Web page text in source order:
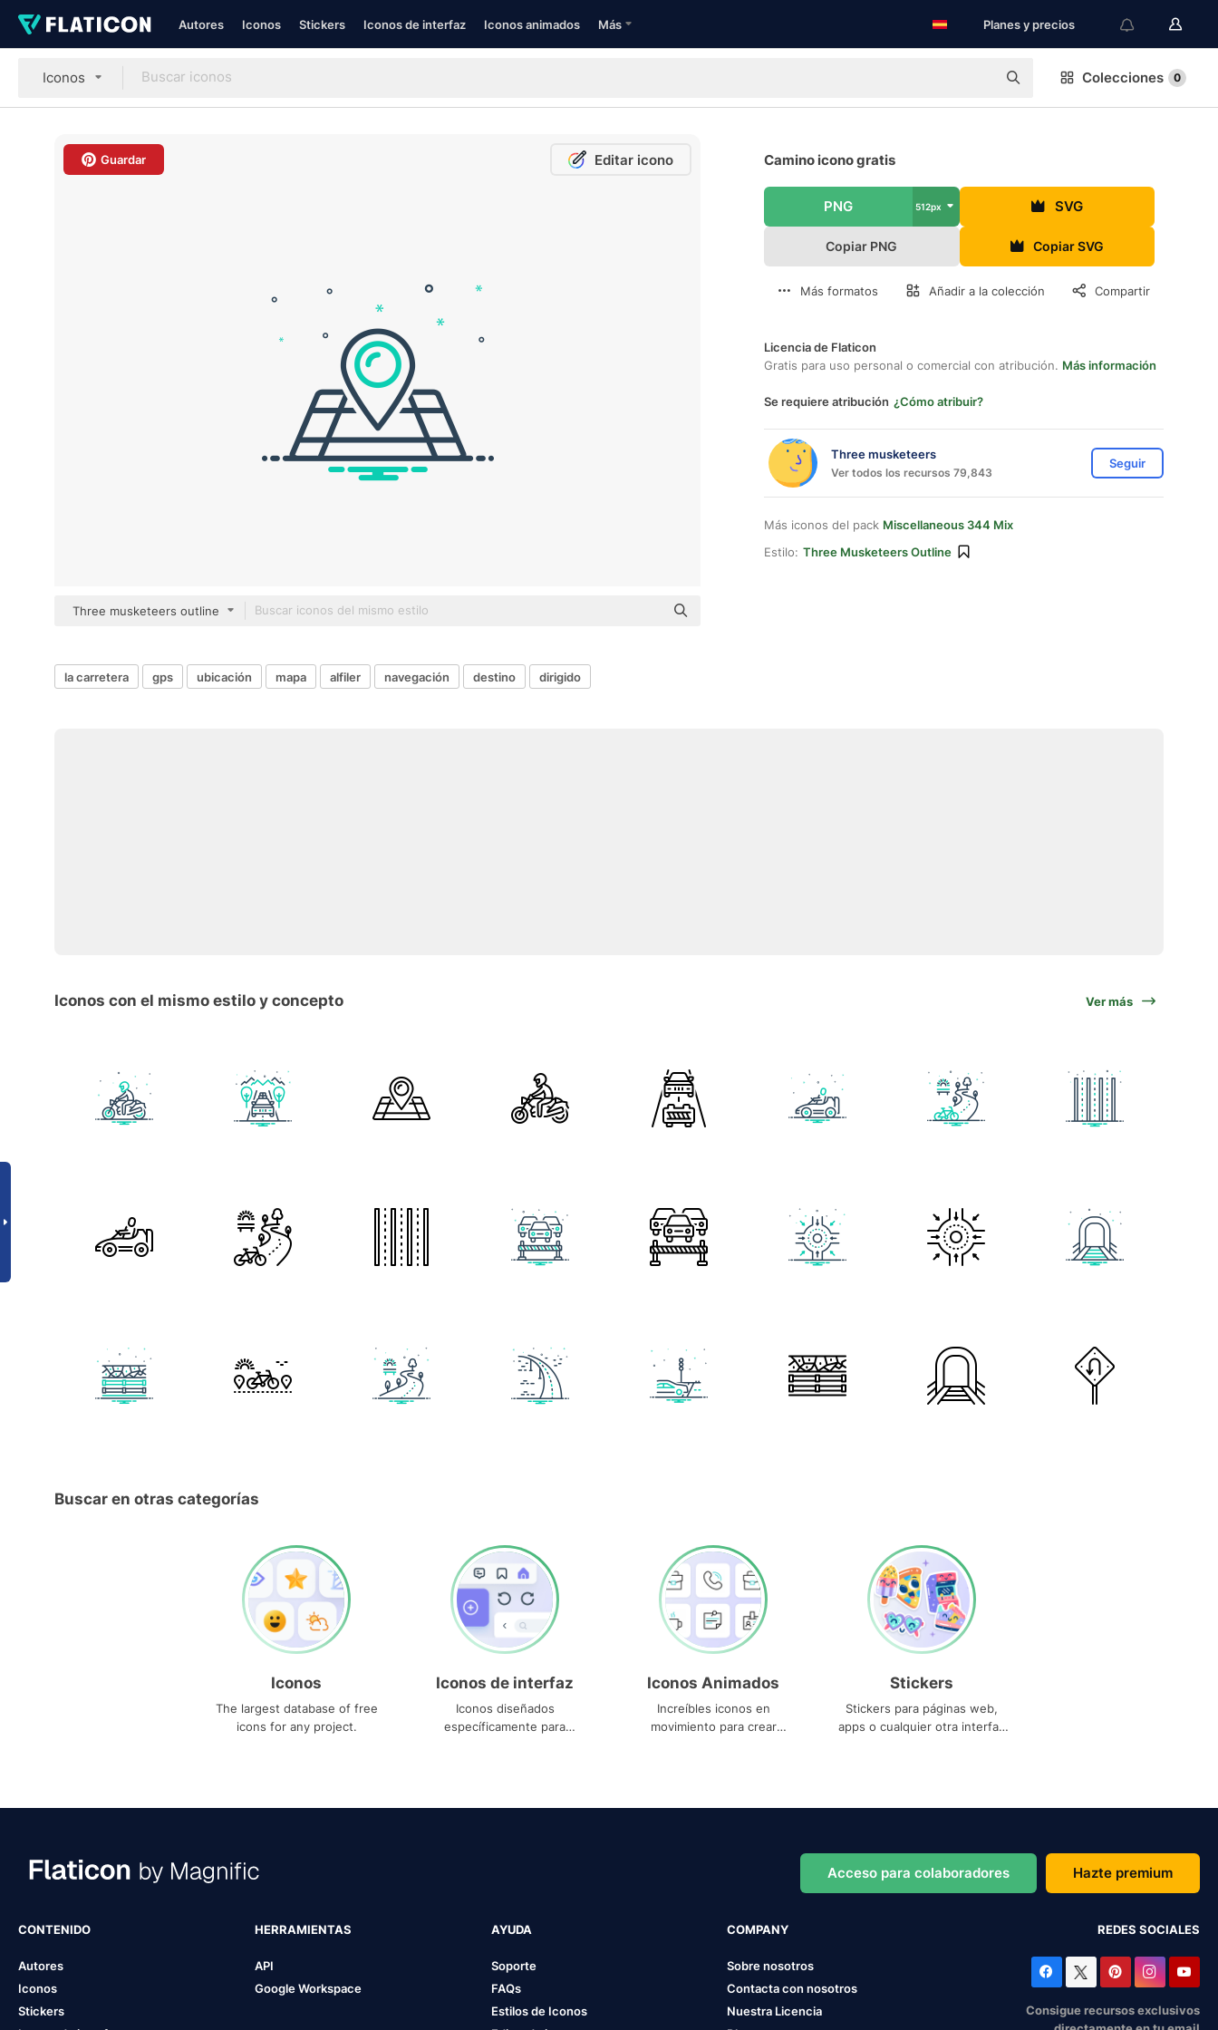
Autores Iconos Stickers Iconos de interfaz Iconos animados Más Planes y precios
Iconos Colecciones 0
Guardar Editar icono
Three musketeers outline
Camino icono gratis
PNG 512px SVG
Copiar PNG Copiar SVG
Más formatos Añadir a la colección Compartir
Licencia de Flaticon
Gratis para uso personal o comercial con atribución. Más información
Se requiere atribución ¿Cómo atribuir?
Three musketeers
Ver todos los recursos 79,843
Seguir
Más iconos del pack Miscellaneous 344 Mix
Estilo: Three Musketeers Outline
la carretera gps ubicación mapa alfiler navegación destino dirigido
Iconos con el mismo estilo y concepto Ver más
Buscar en otras categorías
Iconos
The largest database of free
icons for any project.
Iconos de interfaz
Iconos diseñados
específicamente para
Iconos Animados
Increíbles iconos en
movimiento para crear
Stickers
Stickers para páginas web,
apps o cualquier otra interfaz
Acceso para colaboradores Hazte premium
CONTENIDO
Autores
Iconos
Stickers
HERRAMIENTAS
API
Google Workspace
AYUDA
Soporte
FAQs
Estilos de Iconos
COMPANY
Sobre nosotros
Contacta con nosotros
Nuestra Licencia
REDES SOCIALES
Consigue recursos exclusivos